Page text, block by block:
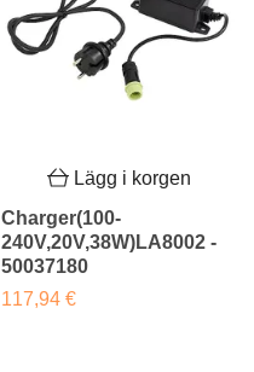
Lägg i korgen
Charger(100-
240V,20V,38W)LA8002 -
50037180
117,94 €